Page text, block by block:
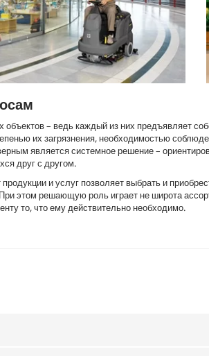
– ведь каждый из них предъявляет
их загрязнения, необходимостью
является системное решение –
друг с другом.
и услуг позволяет выбрать и
этом решающую роль играет не широта
то, что ему действительно необходимо.